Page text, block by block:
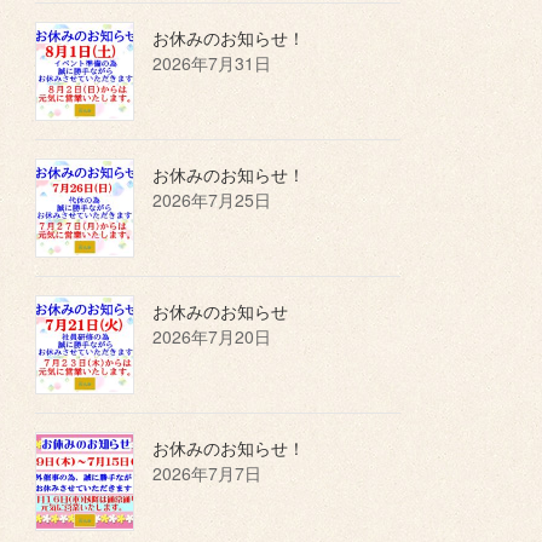
お休みのお知らせ！
2026年7月31日
お休みのお知らせ！
2026年7月25日
お休みのお知らせ
2026年7月20日
お休みのお知らせ！
2026年7月7日